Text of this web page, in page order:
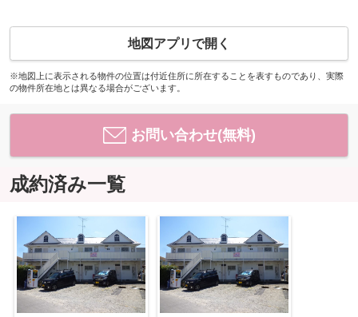
地図アプリで開く
※地図上に表示される物件の位置は付近住所に所在することを表すものであり、実際
の物件所在地とは異なる場合がございます。
お問い合わせ(無料)
成約済み一覧